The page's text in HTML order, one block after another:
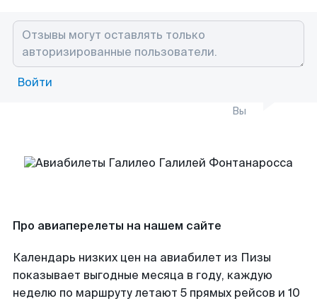
Войти
Вы
Про авиаперелеты на нашем сайте
Календарь низких цен на авиабилет из Пизы
показывает выгодные месяца в году, каждую
неделю по маршруту летают 5 прямых рейсов и 10